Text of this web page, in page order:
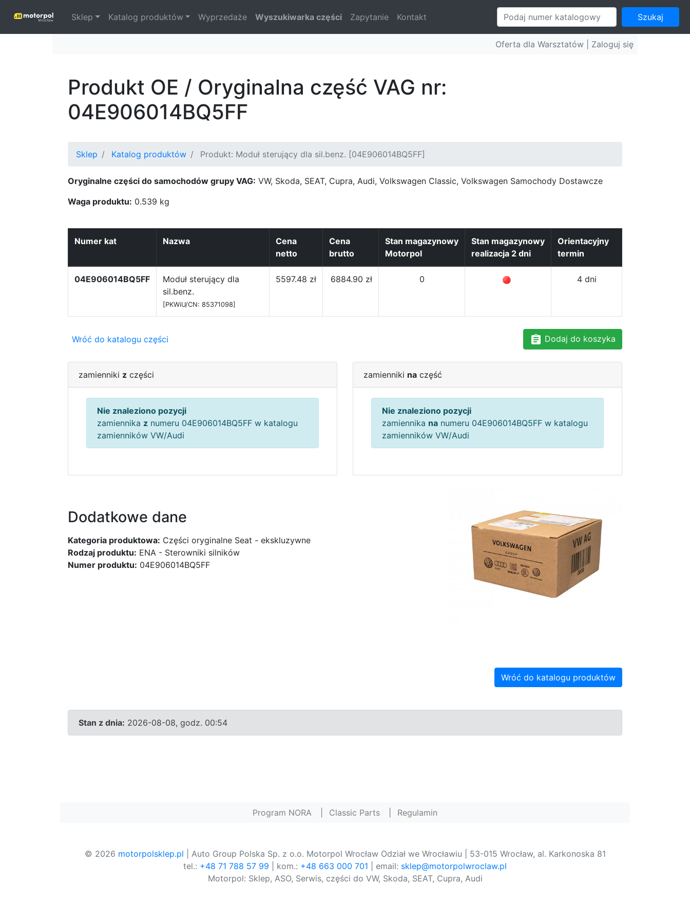
Sklep Katalog produktów Wyprzedaże Wyszukiwarka części Zapytanie Kontakt Szukaj
Oferta dla Warsztatów | Zaloguj się
Produkt OE / Oryginalna część VAG nr:
04E906014BQ5FF
Sklep Katalog produktów Produkt: Moduł sterujący dla sil.benz. [04E906014BQ5FF]
Oryginalne części do samochodów grupy VAG: VW, Skoda, SEAT, Cupra, Audi, Volkswagen Classic, Volkswagen Samochody Dostawcze
Waga produktu: 0.539 kg
Numer kat Nazwa
Cena
netto
Cena
brutto
Stan magazynowy
Motorpol
Stan magazynowy
realizacja 2 dni
Orientacyjny
termin
04E906014BQ5FF
Moduł sterujący dla
sil.benz.
[PKWiU/CN: 85371098]
5597.48 zł 6884.90 zł 0 4 dni
Wróć do katalogu części Dodaj do koszyka
zamienniki z części
Nie znaleziono pozycji
zamiennika z numeru 04E906014BQ5FF w katalogu
zamienników VW/Audi
zamienniki na część
Nie znaleziono pozycji
zamiennika na numeru 04E906014BQ5FF w katalogu
zamienników VW/Audi
Dodatkowe dane
Kategoria produktowa: Części oryginalne Seat - ekskluzywne
Rodzaj produktu: ENA - Sterowniki silników
Numer produktu: 04E906014BQ5FF
Wróć do katalogu produktów
Stan z dnia: 2026-08-08, godz. 00:54
Program NORA Classic Parts Regulamin
© 2026 motorpolsklep.pl | Auto Group Polska Sp. z o.o. Motorpol Wrocław Odział we Wrocławiu | 53-015 Wrocław, al. Karkonoska 81
tel.: +48 71 788 57 99 | kom.: +48 663 000 701 | email: sklep@motorpolwroclaw.pl
Motorpol: Sklep, ASO, Serwis, części do VW, Skoda, SEAT, Cupra, Audi